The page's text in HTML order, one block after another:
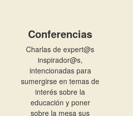
Conferencias
Charlas de expert@s
inspirador@s,
intencionadas para
sumergirse en temas de
interés sobre la
educación y poner
sobre la mesa sus